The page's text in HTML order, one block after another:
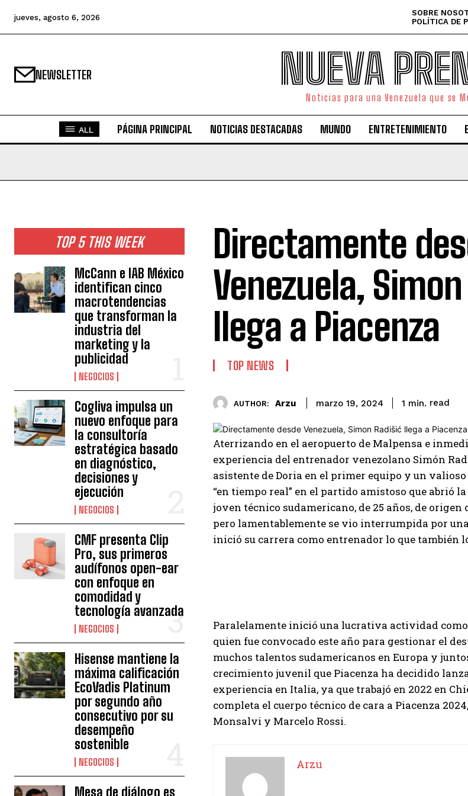
jueves, agosto 6, 2026 SOBRE
POLÍTICA DE
NEWSLETTER NUEVA
Noticias para una Venezuela que se
ALL PÁGINA PRINCIPAL NOTICIAS DESTACADAS MUNDO ENTRETENIMIENTO
TOP 5 THIS WEEK
McCann e IAB México
identifican cinco
macrotendencias
que transforman la
industria del
marketing y la
publicidad
NEGOCIOS
Cogliva impulsa un
nuevo enfoque para
la consultoría
estratégica basado
en diagnóstico,
decisiones y
ejecución
NEGOCIOS
CMF presenta Clip
Pro, sus primeros
audífonos open-ear
con enfoque en
comodidad y
tecnología avanzada
NEGOCIOS
Hisense mantiene la
máxima calificación
EcoVadis Platinum
por segundo año
consecutivo por su
desempeño
sostenible
NEGOCIOS
Mesa de diálogo es
Directamente
Venezuela,
llega a Piacenza
TOP NEWS
AUTHOR: Arzu marzo 19, 2024 1 min. read
Aterrizando en el aeropuerto de Malpensa e
experiencia del entrenador venezolano Simón
asistente de Doria en el primer equipo y un
“en tiempo real” en el partido amistoso que abrió
joven técnico sudamericano, de 25 años, de
pero lamentablemente se vio interrumpida por
inició su carrera como entrenador lo que también
Paralelamente inició una lucrativa actividad
quien fue convocado este año para gestionar el
muchos talentos sudamericanos en Europa y
crecimiento juvenil que Piacenza ha decidido
experiencia en Italia, ya que trabajó en 2022 en
completa el cuerpo técnico de cara a Piacenza
Monsalvi y Marcelo Rossi.
Arzu